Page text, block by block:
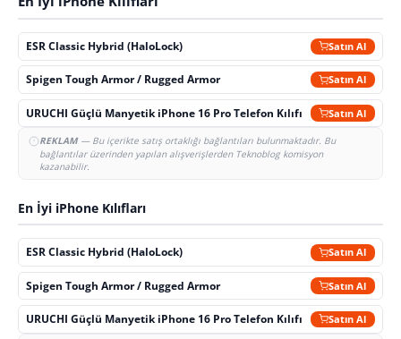
ESR Classic Hybrid (HaloLock) Satın Al
Spigen Tough Armor / Rugged Armor Satın Al
URUCHI Güçlü Manyetik iPhone 16 Pro Telefon Kılıfı Satın Al
REKLAM— Bu içerikte satış ortaklığı bağlantıları bulunmaktadır. Bu
bağlantılar üzerinden yapılan alışverişlerden Teknoblog komisyon
kazanabilir.
En İyi iPhone Kılıfları
ESR Classic Hybrid (HaloLock) Satın Al
Spigen Tough Armor / Rugged Armor Satın Al
URUCHI Güçlü Manyetik iPhone 16 Pro Telefon Kılıfı Satın Al